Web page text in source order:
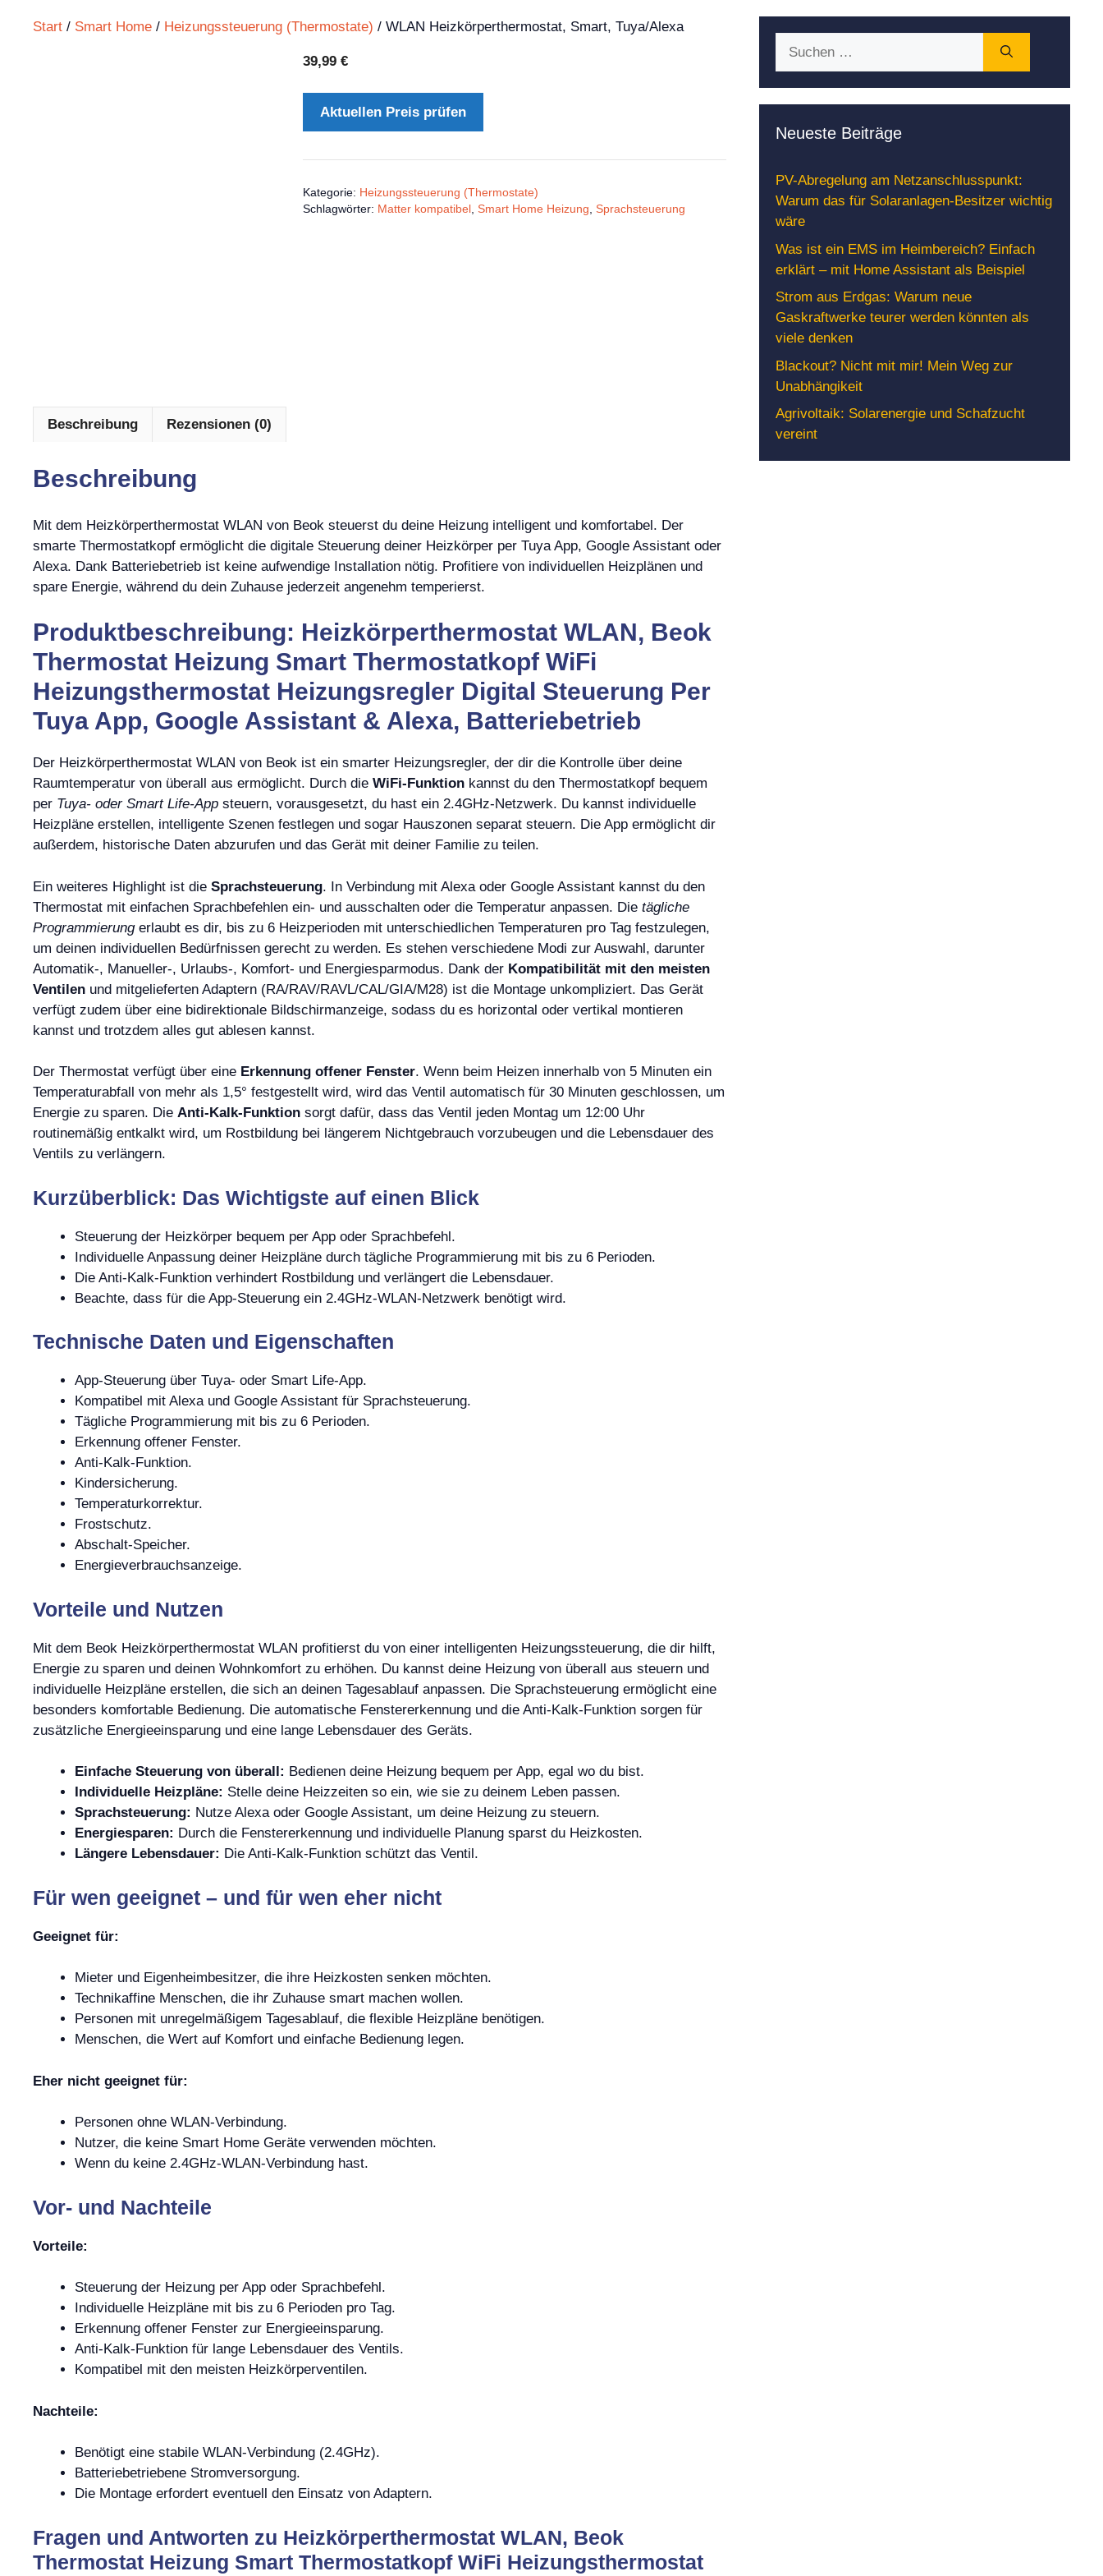
Start / Smart Home / Heizungssteuerung (Thermostate) / WLAN Heizkörperthermostat, Smart, Tuya/Alexa
39,99€
Aktuellen Preis prüfen
Kategorie: Heizungssteuerung (Thermostate)
Schlagwörter: Matter kompatibel ,Smart Home Heizung ,Sprachsteuerung
Beschreibung Rezensionen (0)
Beschreibung
Mit dem Heizkörperthermostat WLAN von Beok steuerst du deine Heizung intelligent und komfortabel. Der
smarte Thermostatkopf ermöglicht die digitale Steuerung deiner Heizkörper per Tuya App, Google Assistant oder
Alexa. Dank Batteriebetrieb ist keine aufwendige Installation nötig. Profitiere von individuellen Heizplänen und
spare Energie, während du dein Zuhause jederzeit angenehm temperierst.
Produktbeschreibung: Heizkörperthermostat WLAN, Beok
Thermostat Heizung Smart Thermostatkopf WiFi
Heizungsthermostat Heizungsregler Digital Steuerung Per
Tuya App, Google Assistant & Alexa, Batteriebetrieb
Der Heizkörperthermostat WLAN von Beok ist ein smarter Heizungsregler, der dir die Kontrolle über deine
Raumtemperatur von überall aus ermöglicht. Durch die WiFi-Funktion kannst du den Thermostatkopf bequem
per Tuya- oder Smart Life-App steuern, vorausgesetzt, du hast ein 2.4GHz-Netzwerk. Du kannst individuelle
Heizpläne erstellen, intelligente Szenen festlegen und sogar Hauszonen separat steuern. Die App ermöglicht dir
außerdem, historische Daten abzurufen und das Gerät mit deiner Familie zu teilen.
Ein weiteres Highlight ist die Sprachsteuerung. In Verbindung mit Alexa oder Google Assistant kannst du den
Thermostat mit einfachen Sprachbefehlen ein- und ausschalten oder die Temperatur anpassen. Die tägliche
Programmierungerlaubt es dir, bis zu 6 Heizperioden mit unterschiedlichen Temperaturen pro Tag festzulegen,
um deinen individuellen Bedürfnissen gerecht zu werden. Es stehen verschiedene Modi zur Auswahl, darunter
Automatik-, Manueller-, Urlaubs-, Komfort- und Energiesparmodus. Dank der Kompatibilität mit den meisten
Ventilen und mitgelieferten Adaptern (RA/RAV/RAVL/CAL/GIA/M28) ist die Montage unkompliziert. Das Gerät
verfügt zudem über eine bidirektionale Bildschirmanzeige, sodass du es horizontal oder vertikal montieren
kannst und trotzdem alles gut ablesen kannst.
Der Thermostat verfügt über eine Erkennung offener Fenster. Wenn beim Heizen innerhalb von 5 Minuten ein
Temperaturabfall von mehr als 1,5° festgestellt wird, wird das Ventil automatisch für 30 Minuten geschlossen, um
Energie zu sparen. Die Anti-Kalk-Funktion sorgt dafür, dass das Ventil jeden Montag um 12:00 Uhr
routinemäßig entkalkt wird, um Rostbildung bei längerem Nichtgebrauch vorzubeugen und die Lebensdauer des
Ventils zu verlängern.
Kurzüberblick: Das Wichtigste auf einen Blick
Steuerung der Heizkörper bequem per App oder Sprachbefehl.
Individuelle Anpassung deiner Heizpläne durch tägliche Programmierung mit bis zu 6 Perioden.
Die Anti-Kalk-Funktion verhindert Rostbildung und verlängert die Lebensdauer.
Beachte, dass für die App-Steuerung ein 2.4GHz-WLAN-Netzwerk benötigt wird.
Technische Daten und Eigenschaften
App-Steuerung über Tuya- oder Smart Life-App.
Kompatibel mit Alexa und Google Assistant für Sprachsteuerung.
Tägliche Programmierung mit bis zu 6 Perioden.
Erkennung offener Fenster.
Anti-Kalk-Funktion.
Kindersicherung.
Temperaturkorrektur.
Frostschutz.
Abschalt-Speicher.
Energieverbrauchsanzeige.
Vorteile und Nutzen
Mit dem Beok Heizkörperthermostat WLAN profitierst du von einer intelligenten Heizungssteuerung, die dir hilft,
Energie zu sparen und deinen Wohnkomfort zu erhöhen. Du kannst deine Heizung von überall aus steuern und
individuelle Heizpläne erstellen, die sich an deinen Tagesablauf anpassen. Die Sprachsteuerung ermöglicht eine
besonders komfortable Bedienung. Die automatische Fenstererkennung und die Anti-Kalk-Funktion sorgen für
zusätzliche Energieeinsparung und eine lange Lebensdauer des Geräts.
Einfache Steuerung von überall: Bedienen deine Heizung bequem per App, egal wo du bist.
Individuelle Heizpläne: Stelle deine Heizzeiten so ein, wie sie zu deinem Leben passen.
Sprachsteuerung: Nutze Alexa oder Google Assistant, um deine Heizung zu steuern.
Energiesparen: Durch die Fenstererkennung und individuelle Planung sparst du Heizkosten.
Längere Lebensdauer: Die Anti-Kalk-Funktion schützt das Ventil.
Für wen geeignet – und für wen eher nicht
Geeignet für:
Mieter und Eigenheimbesitzer, die ihre Heizkosten senken möchten.
Technikaffine Menschen, die ihr Zuhause smart machen wollen.
Personen mit unregelmäßigem Tagesablauf, die flexible Heizpläne benötigen.
Menschen, die Wert auf Komfort und einfache Bedienung legen.
Eher nicht geeignet für:
Personen ohne WLAN-Verbindung.
Nutzer, die keine Smart Home Geräte verwenden möchten.
Wenn du keine 2.4GHz-WLAN-Verbindung hast.
Vor- und Nachteile
Vorteile:
Steuerung der Heizung per App oder Sprachbefehl.
Individuelle Heizpläne mit bis zu 6 Perioden pro Tag.
Erkennung offener Fenster zur Energieeinsparung.
Anti-Kalk-Funktion für lange Lebensdauer des Ventils.
Kompatibel mit den meisten Heizkörperventilen.
Nachteile:
Benötigt eine stabile WLAN-Verbindung (2.4GHz).
Batteriebetriebene Stromversorgung.
Die Montage erfordert eventuell den Einsatz von Adaptern.
Fragen und Antworten zu Heizkörperthermostat WLAN, Beok
Thermostat Heizung Smart Thermostatkopf WiFi Heizungsthermostat
Neueste Beiträge
PV-Abregelung am Netzanschlusspunkt:
Warum das für Solaranlagen-Besitzer wichtig
wäre
Was ist ein EMS im Heimbereich? Einfach
erklärt – mit Home Assistant als Beispiel
Strom aus Erdgas: Warum neue
Gaskraftwerke teurer werden könnten als
viele denken
Blackout? Nicht mit mir! Mein Weg zur
Unabhängikeit
Agrivoltaik: Solarenergie und Schafzucht
vereint